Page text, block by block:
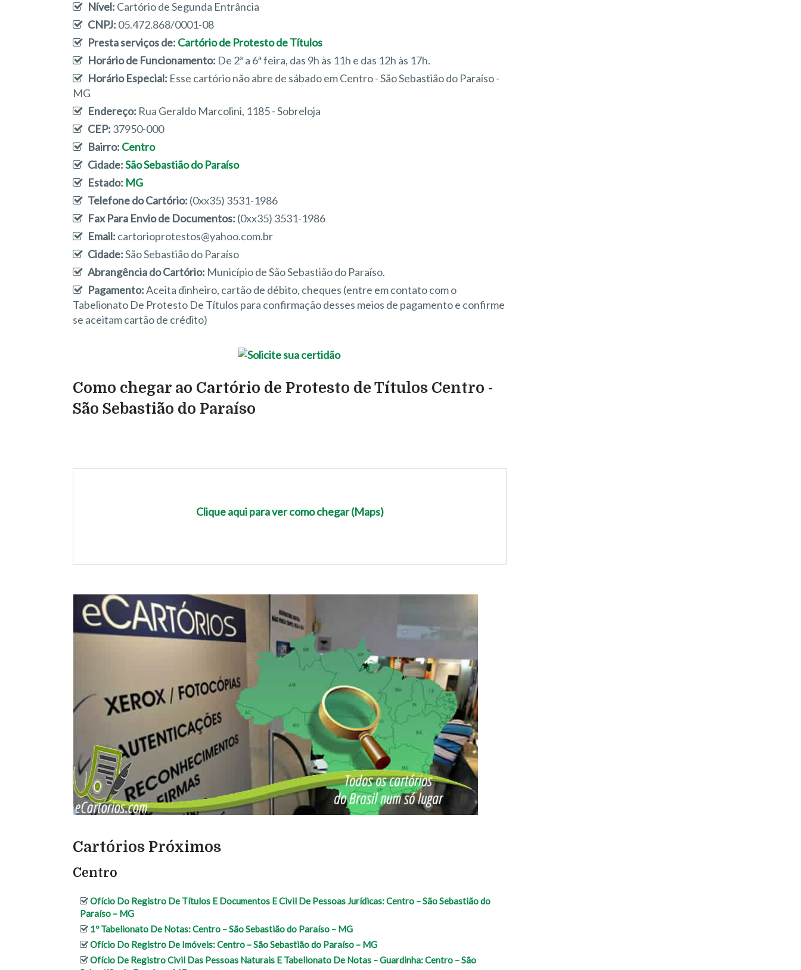
Nível: Cartório de Segunda Entrância
CNPJ: 05.472.868/0001-08
Presta serviços de: Cartório de Protesto de Títulos
Horário de Funcionamento: De 2ª a 6ª feira, das 9h às 11h e das 12h às 17h.
Horário Especial: Esse cartório não abre de sábado em Centro - São Sebastião do Paraíso -
MG
Endereço: Rua Geraldo Marcolini, 1185 - Sobreloja
CEP: 37950-000
Bairro: Centro
Cidade:São Sebastião do Paraíso
Estado: MG
Telefone do Cartório: (0xx35) 3531-1986
Fax Para Envio de Documentos: (0xx35) 3531-1986
Email: cartorioprotestos@yahoo.com.br
Cidade:São Sebastião do Paraíso
Abrangência do Cartório: Município de São Sebastião do Paraíso.
Pagamento:Aceita dinheiro, cartão de débito, cheques (entre em contato com o
Tabelionato De Protesto De Títulos para confirmação desses meios de pagamento e confirme
se aceitam cartão de crédito)
Como chegar ao Cartório de Protesto de Títulos Centro -
São Sebastião do Paraíso
Clique aqui para ver como chegar (Maps)
Cartórios Próximos
Centro
Ofício Do Registro De Títulos E Documentos E Civil De Pessoas Jurídicas: Centro – São Sebastião do
Paraíso – MG
1º Tabelionato De Notas: Centro – São Sebastião do Paraíso – MG
Ofício Do Registro De Imóveis: Centro – São Sebastião do Paraíso – MG
Ofício De Registro Civil Das Pessoas Naturais E Tabelionato De Notas – Guardinha: Centro – São